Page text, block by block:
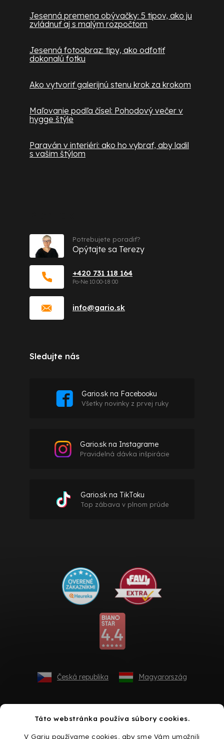
Táto webstránka používa súbory cookies.
V Gariu používame cookies, aby sme Vám umožnili
Jesenná premena obývačky: 5 tipov, ako ju
zvládnuť aj s malým rozpočtom
Jesenná fotoobraz: tipy, ako odfotiť
dokonalú fotku
Ako vytvoriť galerijnú stenu krok za krokom
Maľovanie podľa čísel: Pohodový večer v
hygge štýle
Paraván v interiéri: ako ho vybrať, aby ladil
s vašim štýlom
info@gario.sk
+420 731 118 164
Potrebujete poradiť?
Opýtajte sa Terezy
Sledujte nás
Gario.sk na Facebooku
Všetky novinky z prvej ruky
Gario.sk na Instagrame
Pravidelná dávka inšpirácie
Gario.sk na TikToku
Top zábava v plnom prúde
Česká republika Magyarország